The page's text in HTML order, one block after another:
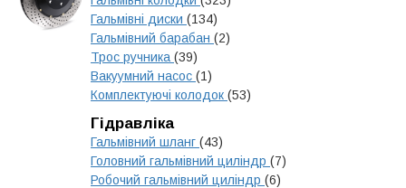
Гальмівні диски (134)
Гальмівний барабан (2)
Трос ручника (39)
Вакуумний насос (1)
Комплектуючі колодок (53)
Гідравліка
Гальмівний шланг (43)
Головний гальмівний циліндр (7)
Робочий гальмівний циліндр (6)